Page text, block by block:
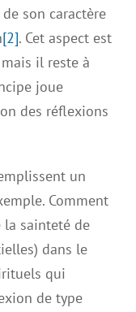
son caractère
[2]. Cet aspect est
il reste à
joue
des réflexions
un
Comment
sainteté de
dans le
qui
de type